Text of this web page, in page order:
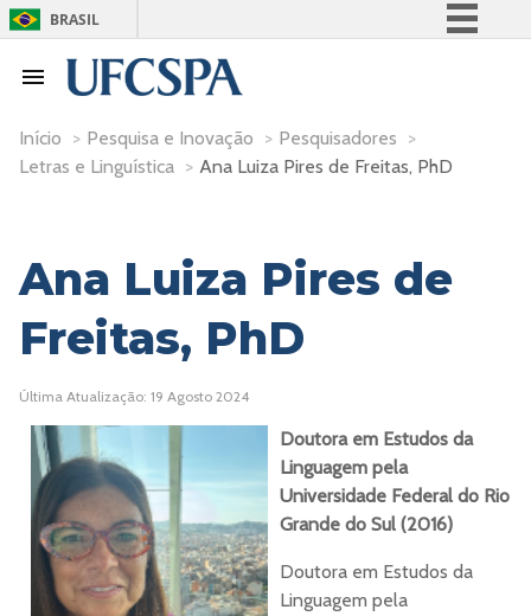
BRASIL
Participe
Acesso à informação
Início > Pesquisa e Inovação > Pesquisadores >
Letras e Linguística > Ana Luiza Pires de Freitas, PhD
Ana Luiza Pires de
Freitas, PhD
Última Atualização: 19 Agosto 2024
Doutora em Estudos da
Linguagem pela
Universidade Federal do Rio
Grande do Sul (2016)
Doutora em Estudos da
Linguagem pela